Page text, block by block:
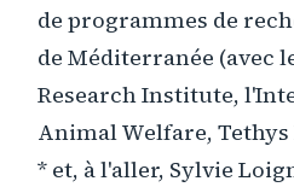
de programmes de
de Méditerranée (avec
Research Institute,
Animal Welfare,
* et, à l'aller, Sylvie